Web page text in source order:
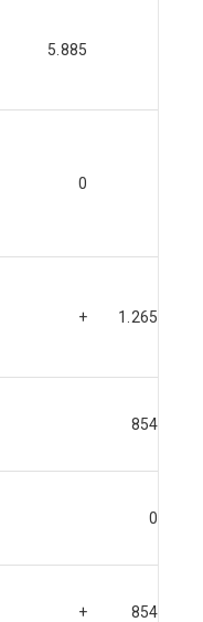
5.885
0
+ 1.265
854
0
+ 854